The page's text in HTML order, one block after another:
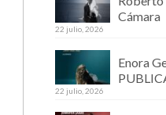
Cámara
22 julio, 2026
Enora
22 julio, 2026